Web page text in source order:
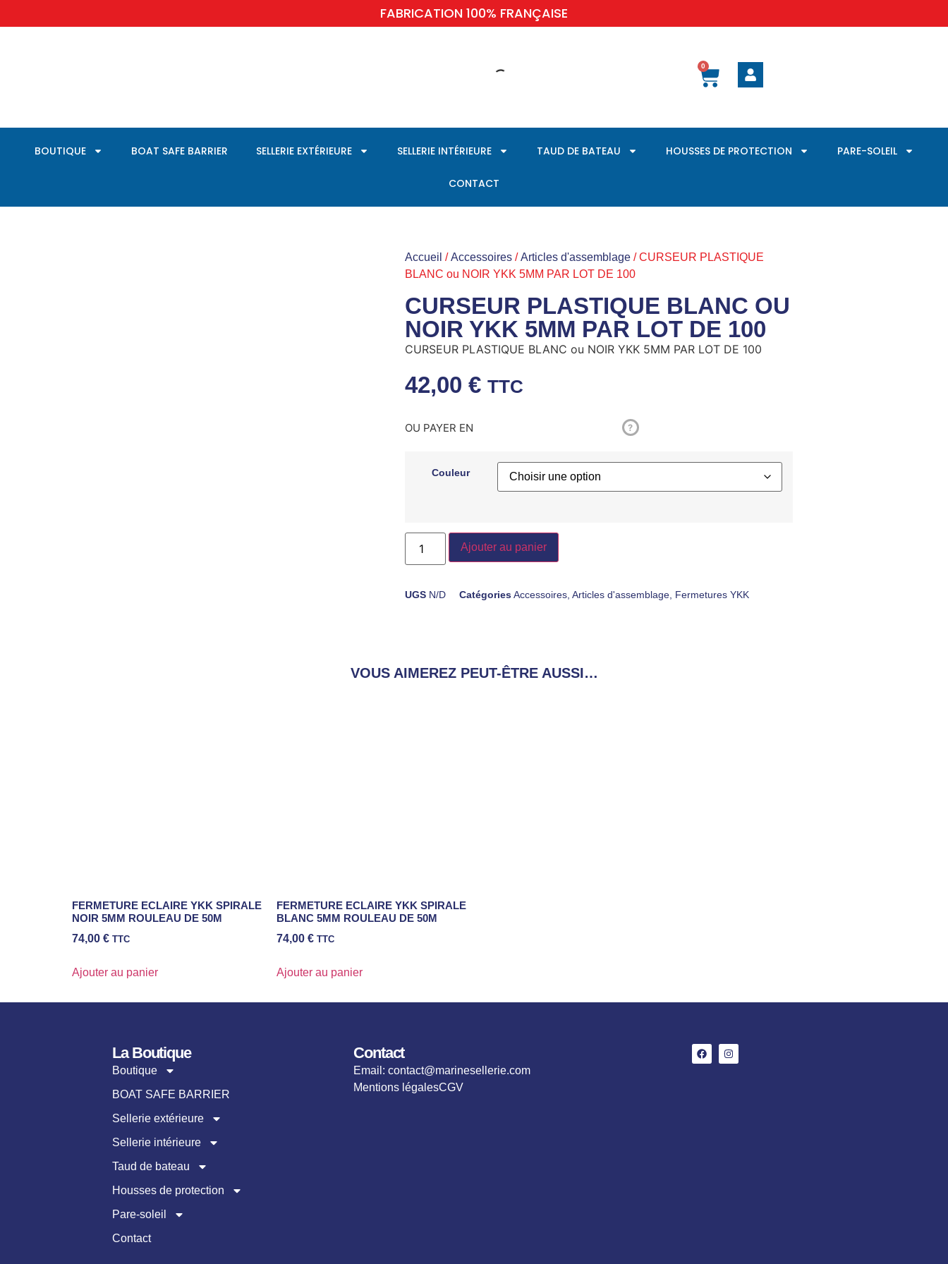
FABRICATION 100% FRANÇAISE
0
BOUTIQUE BOAT SAFE BARRIER SELLERIE EXTÉRIEURE SELLERIE INTÉRIEURE TAUD DE BATEAU HOUSSES DE PROTECTION PARE-SOLEIL
CONTACT
Accueil /Accessoires/Articles d'assemblage/ CURSEUR PLASTIQUE
BLANC ou NOIR YKK 5MM PAR LOT DE 100
CURSEUR PLASTIQUE BLANC OU
NOIR YKK 5MM PAR LOT DE 100
CURSEUR PLASTIQUE BLANC ou NOIR YKK 5MM PAR LOT DE 100
42,00 € TTC
OU PAYER EN ?
Couleur
Ajouter au panier
UGS N/D Catégories Accessoires, Articles d'assemblage, Fermetures YKK
VOUS AIMEREZ PEUT-ÊTRE AUSSI…
FERMETURE ECLAIRE YKK SPIRALE
NOIR 5MM ROULEAU DE 50M
74,00 € TTC
Ajouter au panier
FERMETURE ECLAIRE YKK SPIRALE
BLANC 5MM ROULEAU DE 50M
74,00 € TTC
Ajouter au panier
La Boutique
Boutique
BOAT SAFE BARRIER
Sellerie extérieure
Sellerie intérieure
Taud de bateau
Housses de protection
Pare-soleil
Contact
Contact
Email: contact@marinesellerie.com
Mentions légalesCGV